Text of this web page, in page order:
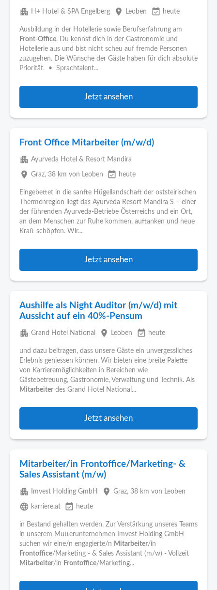
apartment H+ Hotel & SPA Engelberg place Leoben event_available heute
Ausbildung in der Hotellerie sowie Berufserfahrung am
Front-Office. Du kennst dich in der Gastronomie und
Hotellerie aus und bist nicht scheu auf fremde Personen
zuzugehen. Die Wünsche der Gäste haben für dich absolute
Priorität. • Sprachtalent...
Jetzt ansehen
Front Office Mitarbeiter (m/w/d)
apartment Ayurveda Hotel & Resort Mandira
place Graz, 38 km von Leoben event_available heute
Eingebettet in die sanfte Hügellandschaft der oststeirischen
Thermenregion liegt das Ayurveda Resort Mandira S – einer
der führenden Ayurveda-Betriebe Österreichs und ein Ort,
an dem Menschen zur Ruhe kommen, auftanken und neue
Kraft schöpfen. Wir...
Jetzt ansehen
Aushilfe als Night Auditor (m/w/d) mit
Aussicht auf ein 40%-Pensum
apartment Grand Hotel National place Leoben event_available heute
und dazu beitragen, dass unsere Gäste ein unvergessliches
Erlebnis geniessen können. Wir bieten eine breite Palette
von Karrieremöglichkeiten in Bereichen wie
Gästebetreuung, Gastronomie, Verwaltung und Technik. Als
Mitarbeiter des Grand Hotel National...
Jetzt ansehen
Mitarbeiter/in Frontoffice/Marketing- &
Sales Assistant (m/w)
apartment Imvest Holding GmbH place Graz, 38 km von Leoben
language karriere.at event_available heute
in Bestand gehalten werden. Zur Verstärkung unseres Teams
in unserem Mutterunternehmen Imvest Holding GmbH
suchen wir eine/n engagierte/n Mitarbeiter/in
Frontoffice/Marketing - & Sales Assistant (m/w) - Vollzeit
Mitarbeiter/in Frontoffice/Marketing...